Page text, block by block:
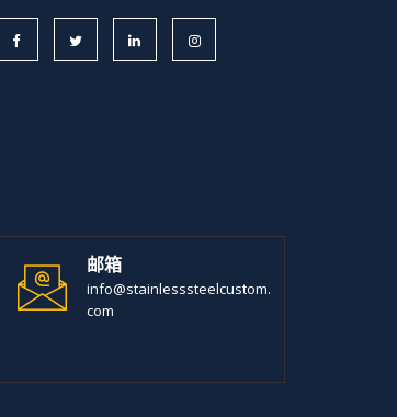
邮箱
info@stainlesssteelcustom.
com